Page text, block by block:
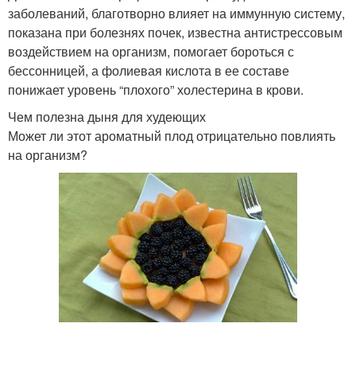
заболеваний, благотворно влияет на иммунную систему,
показана при болезнях почек, известна антистрессовым
воздействием на организм, помогает бороться с
бессонницей, а фолиевая кислота в ее составе
понижает уровень “плохого” холестерина в крови.
Чем полезна дыня для худеющих
Может ли этот ароматный плод отрицательно повлиять
на организм?